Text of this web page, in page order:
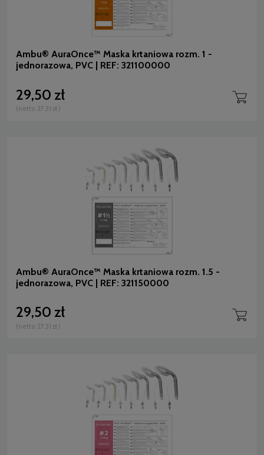
Ambu® AuraOnce™ Maska krtaniowa rozm. 1 -
jednorazowa, PVC | REF: 321100000
29,50 zł
(netto: 27,31 zł )
Ambu® AuraOnce™ Maska krtaniowa rozm. 1.5 -
jednorazowa, PVC | REF: 321150000
29,50 zł
(netto: 27,31 zł )